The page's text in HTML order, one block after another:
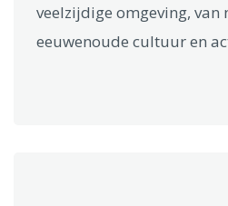
veelzijdige omgeving,
eeuwenoude cultuur en